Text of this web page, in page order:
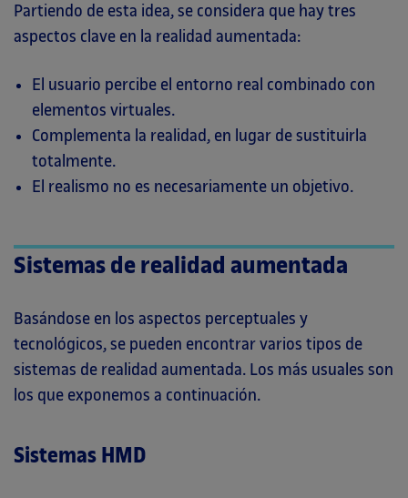
Partiendo de esta idea, se considera que hay tres
aspectos clave en la realidad aumentada:
El usuario percibe el entorno real combinado con
elementos virtuales.
Complementa la realidad, en lugar de sustituirla
totalmente.
El realismo no es necesariamente un objetivo.
Sistemas de realidad aumentada
Basándose en los aspectos perceptuales y
tecnológicos, se pueden encontrar varios tipos de
sistemas de realidad aumentada. Los más usuales son
los que exponemos a continuación.
Sistemas HMD